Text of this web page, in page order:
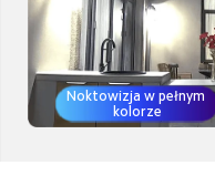
Noktowizja w pełnym
kolorze